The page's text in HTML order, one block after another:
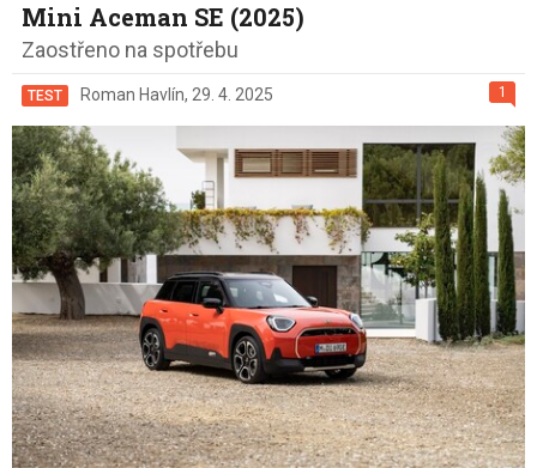
Mini Aceman SE (2025)
Zaostřeno na spotřebu
1
TEST Roman Havlín, 29. 4. 2025